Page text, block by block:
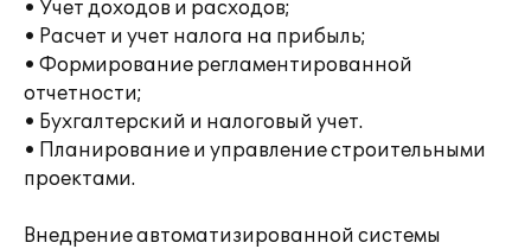
• Учет доходов и расходов;
• Расчет и учет налога на прибыль;
• Формирование регламентированной
отчетности;
• Бухгалтерский и налоговый учет.
• Планирование и управление строительными
проектами.
Внедрение автоматизированной системы